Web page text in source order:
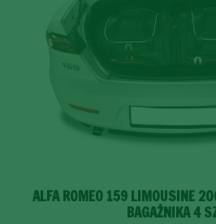
ALFA ROMEO 159 LIMOUSINE
BAGAŻNIKA 4